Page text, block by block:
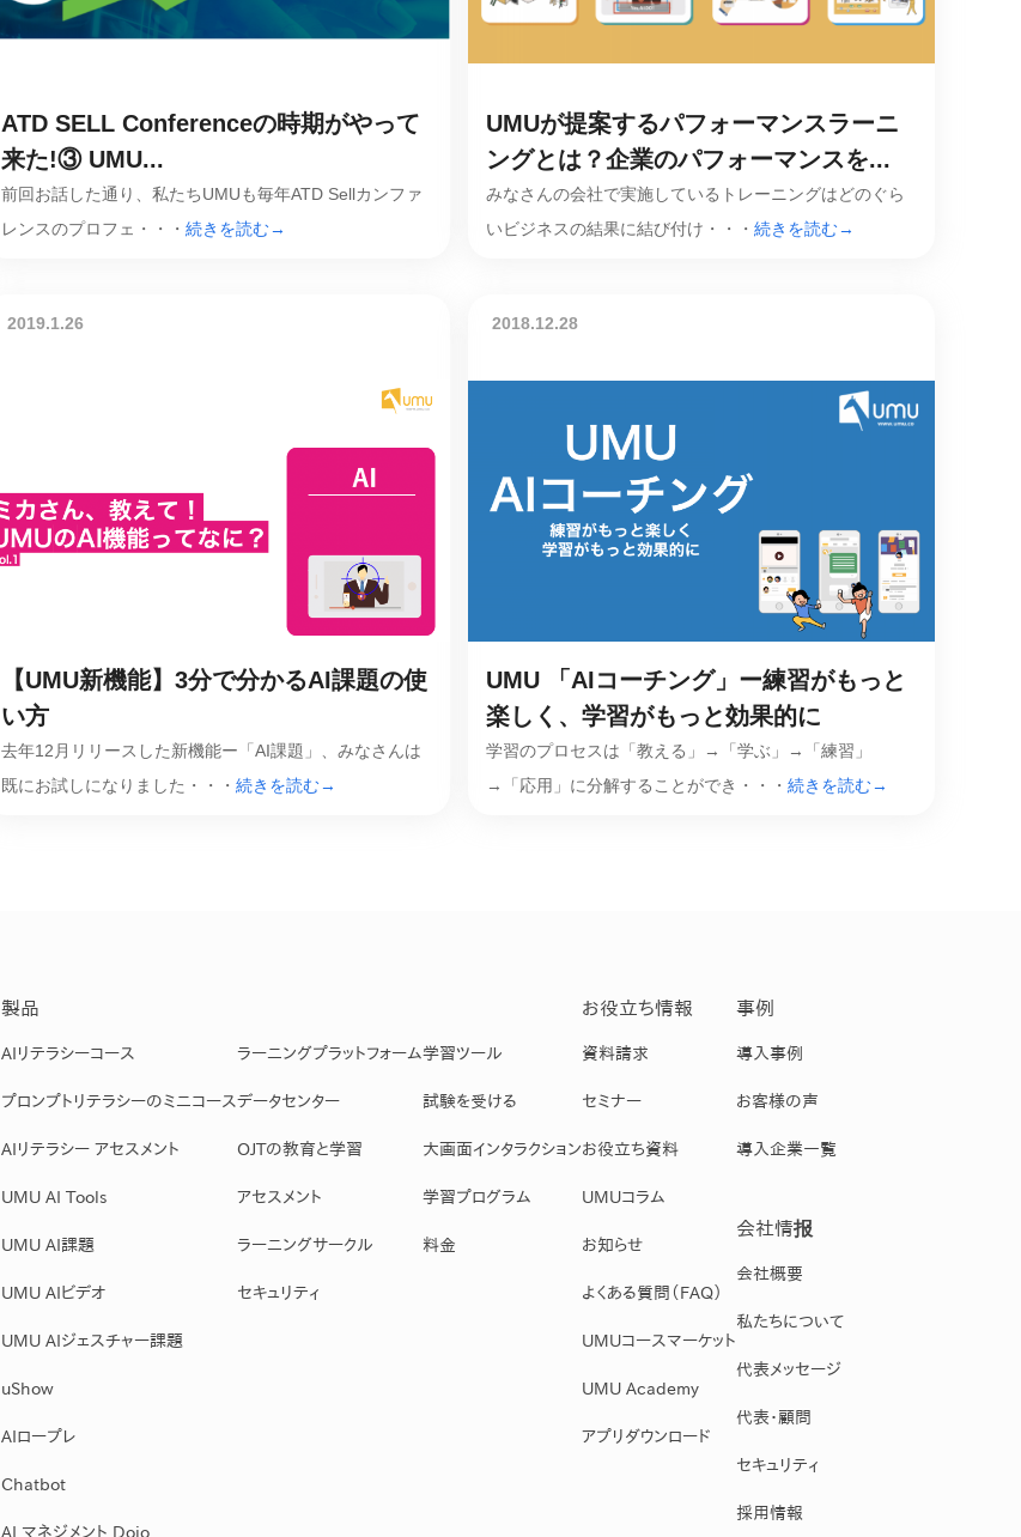
ATD SELL Conferenceの時期がやって
来た!③ UMU...
前回お話した通り、私たちUMUも毎年ATD Sellカンファ
レンスのプロフェ・・・ 続きを読む→
UMUが提案するパフォーマンスラーニ
ングとは？企業のパフォーマンスを...
みなさんの会社で実施しているトレーニングはどのぐら
いビジネスの結果に結び付け・・・ 続きを読む→
2019.1.26
【UMU新機能】3分で分かるAI課題の使
い方
去年12月リリースした新機能ー「AI課題」、みなさんは
既にお試しになりました・・・ 続きを読む→
2018.12.28
UMU 「AIコーチング」ー練習がもっと
楽しく、学習がもっと効果的に
学習のプロセスは「教える」→「学ぶ」→「練習」
→「応用」に分解することができ・・・ 続きを読む→
製品
AIリテラシーコース
プロンプトリテラシーのミニコース
AIリテラシー アセスメント
UMU AI Tools
UMU AI課題
UMU AIビデオ
UMU AIジェスチャー課題
uShow
AIロープレ
Chatbot
AI マネジメント Dojo
ラーニングプラットフォーム
データセンター
OJTの教育と学習
アセスメント
ラーニングサークル
セキュリティ
学習ツール
試験を受ける
大画面インタラクション
学習プログラム
料金
お役立ち情報
資料請求
セミナー
お役立ち資料
UMUコラム
お知らせ
よくある質問（FAQ）
UMUコースマーケット
UMU Academy
アプリダウンロード
事例
導入事例
お客様の声
導入企業一覧
会社情报
会社概要
私たちについて
代表メッセージ
代表・顧問
セキュリティ
採用情報